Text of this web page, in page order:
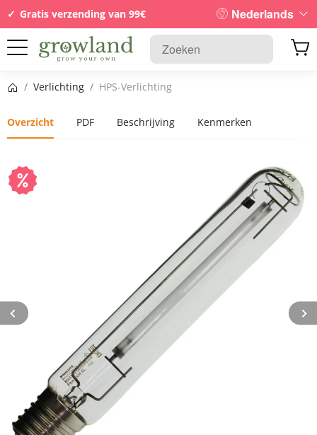
Gratis verzending van 99€ Nederlands
Startpagina
/ Verlichting / HPS-Verlichting
Overzicht PDF Beschrijving Kenmerken